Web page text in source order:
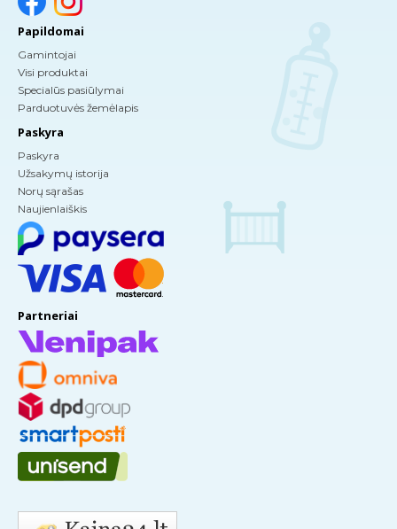
Papildomai
Gamintojai
Visi produktai
Specialūs pasiūlymai
Parduotuvės žemėlapis
Paskyra
Paskyra
Užsakymų istorija
Norų sąrašas
Naujienlaiškis
Partneriai